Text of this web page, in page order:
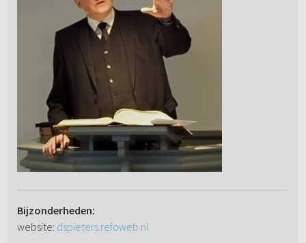
Bijzonderheden:
website: dspieters.refoweb.nl